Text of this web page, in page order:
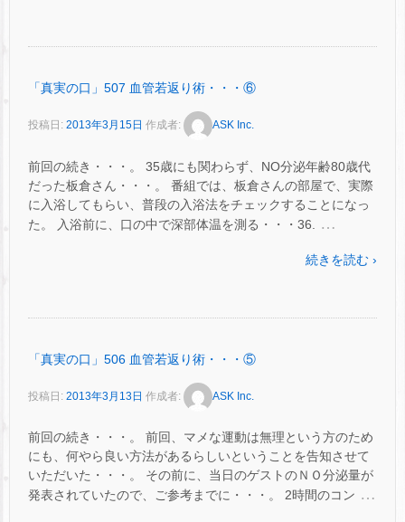
「真実の口」507 血管若返り術・・・⑥
投稿日: 2013年3月15日 作成者: ASK Inc.
前回の続き・・・。 35歳にも関わらず、NO分泌年齢80歳代
だった板倉さん・・・。 番組では、板倉さんの部屋で、実際
に入浴してもらい、普段の入浴法をチェックすることになっ
た。 入浴前に、口の中で深部体温を測る・・・36.
…
続きを読む ›
「真実の口」506 血管若返り術・・・⑤
投稿日: 2013年3月13日 作成者: ASK Inc.
前回の続き・・・。 前回、マメな運動は無理という方のため
にも、何やら良い方法があるらしいということを告知させて
いただいた・・・。 その前に、当日のゲストのＮＯ分泌量が
発表されていたので、ご参考までに・・・。 2時間のコン …